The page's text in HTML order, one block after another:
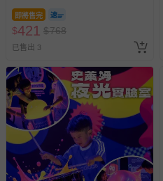
國際航空、客運、訂房
相關的退換貨辦理流程，可
其他常見問題：
運送服務：目前提供的運送
區，可能會無法配送，或須
亦保留出貨與否的權利。離
費用，可能會另需加收。
商品實際的配達日期，可於
即將售完
$421 $768
已售出 3